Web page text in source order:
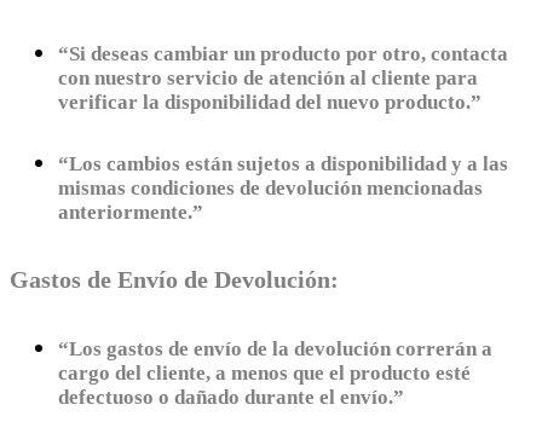
“Si deseas cambiar un producto por otro, contacta
con nuestro servicio de atención al cliente para
verificar la disponibilidad del nuevo producto.”
“Los cambios están sujetos a disponibilidad y a las
mismas condiciones de devolución mencionadas
anteriormente.”
Gastos de Envío de Devolución:
“Los gastos de envío de la devolución correrán a
cargo del cliente, a menos que el producto esté
defectuoso o dañado durante el envío.”